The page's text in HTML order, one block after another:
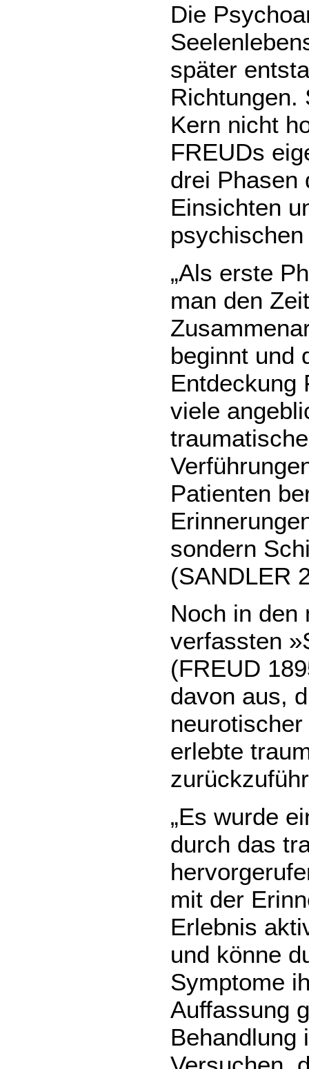
Die
später
Richtungen.
Kern nicht
FREUDs
drei Phasen
Einsichten
„Als erste
man den
beginnt und
Entdeckung
viele
Patienten
sondern
(SANDLER
Noch in den
verfassten
(FREUD
davon aus,
erlebte
„Es wurde
durch das
mit der
Erlebnis
und könne
Symptome
Auffassung
Behandlung